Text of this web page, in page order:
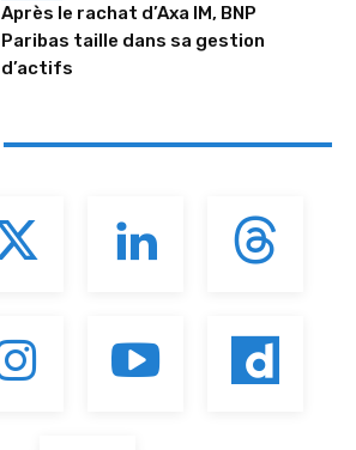
Après le rachat d’Axa IM, BNP
Paribas taille dans sa gestion
d’actifs